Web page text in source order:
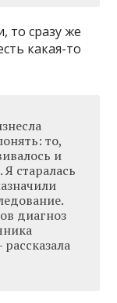
то сразу же
какая-то
то,
и
старалась
диагноз